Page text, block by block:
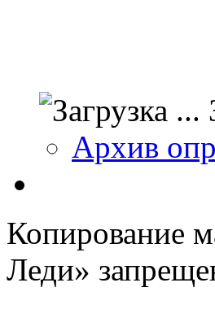
Архив
Копирование
Леди»